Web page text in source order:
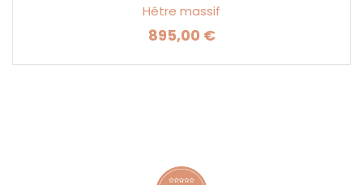
Hêtre massif
Prix
895,00 €